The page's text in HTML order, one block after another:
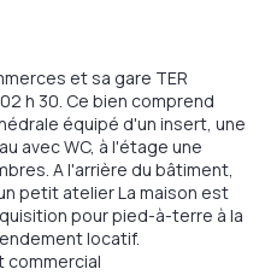
et sa gare TER
h 30. Ce bien comprend
équipé d'un insert, une
avec WC, à l'étage une
A l'arrière du bâtiment,
petit atelier La maison est
pour pied-à-terre à la
locatif.
commercial